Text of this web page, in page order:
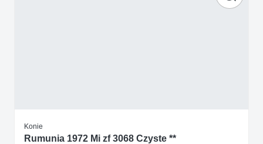
Konie
Rumunia 1972 Mi zf 3068 Czyste **